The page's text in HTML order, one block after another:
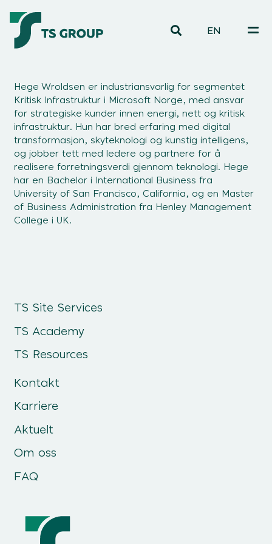
EN
Hege Wroldsen er industriansvarlig for segmentet
Kritisk Infrastruktur i Microsoft Norge, med ansvar
for strategiske kunder innen energi, nett og kritisk
infrastruktur. Hun har bred erfaring med digital
transformasjon, skyteknologi og kunstig intelligens,
og jobber tett med ledere og partnere for å
realisere forretningsverdi gjennom teknologi. Hege
har en Bachelor i International Business fra
University of San Francisco, California, og en Master
of Business Administration fra Henley Management
College i UK.
TS Site Services
TS Academy
TS Resources
Kontakt
Karriere
Aktuelt
Om oss
FAQ